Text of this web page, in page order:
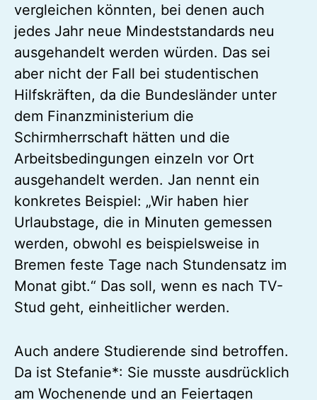
vergleichen könnten, bei denen auch
jedes Jahr neue Mindeststandards neu
ausgehandelt werden würden. Das sei
aber nicht der Fall bei studentischen
Hilfskräften, da die Bundesländer unter
dem Finanzministerium die
Schirmherrschaft hätten und die
Arbeitsbedingungen einzeln vor Ort
ausgehandelt werden. Jan nennt ein
konkretes Beispiel: „Wir haben hier
Urlaubstage, die in Minuten gemessen
werden, obwohl es beispielsweise in
Bremen feste Tage nach Stundensatz im
Monat gibt.“ Das soll, wenn es nach TV-
Stud geht, einheitlicher werden.
Auch andere Studierende sind betroffen.
Da ist Stefanie*: Sie musste ausdrücklich
am Wochenende und an Feiertagen